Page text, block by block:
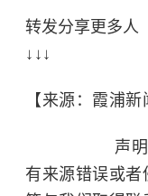
转发分享更多人
↓ ↓ ↓
【来源：霞浦新
声明：此
有来源错误或者